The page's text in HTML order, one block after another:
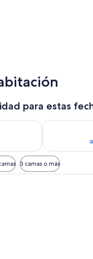
para estas
hoy ago 9 - ago 10
Consulta la
3 camas o más
Habitación de hotel con